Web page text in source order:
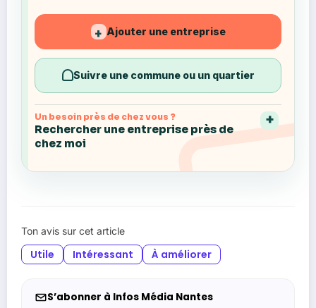
+ Ajouter une entreprise
Suivre une commune ou un quartier
Un besoin près de chez vous ?
Rechercher une entreprise près de
chez moi
Ton avis sur cet article
Utile Intéressant À améliorer
S’abonner à Infos Média Nantes